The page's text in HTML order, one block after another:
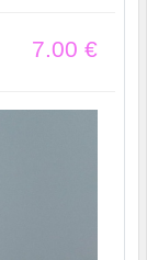
7.00 €